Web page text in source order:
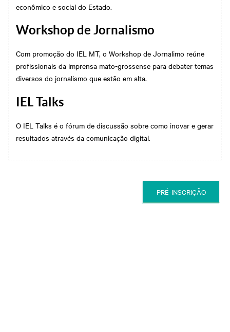
econômico e social do Estado.
Workshop de Jornalismo
Com promoção do IEL MT, o Workshop de Jornalimo reúne
profissionais da imprensa mato-grossense para debater temas
diversos do jornalismo que estão em alta.
IEL Talks
O IEL Talks é o fórum de discussão sobre como inovar e gerar
resultados através da comunicação digital.
PRÉ-INSCRIÇÃO